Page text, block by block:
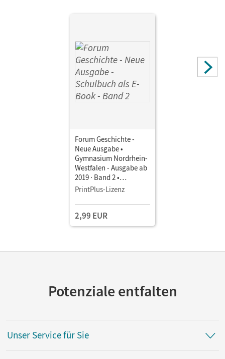
Forum Geschichte -
Neue Ausgabe •
Gymnasium Nordrhein-
Westfalen - Ausgabe ab
2019 · Band 2 •
Schulbuch als E-Book
PrintPlus-Lizenz
2,99 EUR
Potenziale entfalten
Unser Service für Sie